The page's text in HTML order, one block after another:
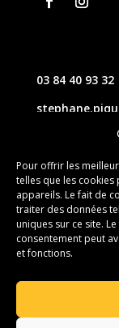
Pour offrir les
telles que les
appareils. Le fait de
traiter des données
uniques sur ce site.
consentement peut
et fonctions.
03 84 40 93 32
61 les
Contact